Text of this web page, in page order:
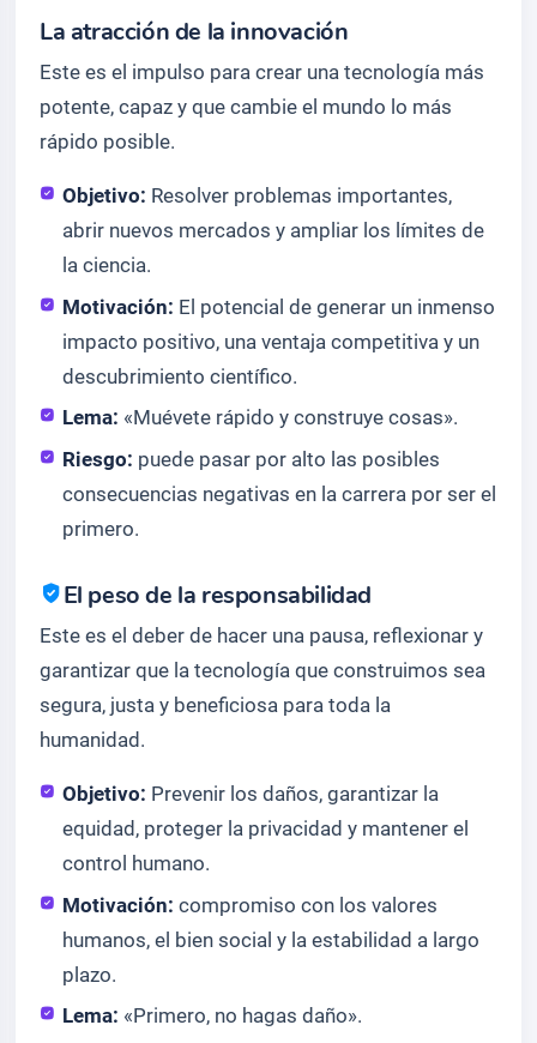
La atracción de la innovación
Este es el impulso para crear una tecnología más
potente, capaz y que cambie el mundo lo más
rápido posible.
Objetivo: Resolver problemas importantes,
abrir nuevos mercados y ampliar los límites de
la ciencia.
Motivación: El potencial de generar un inmenso
impacto positivo, una ventaja competitiva y un
descubrimiento científico.
Lema: «Muévete rápido y construye cosas».
Riesgo: puede pasar por alto las posibles
consecuencias negativas en la carrera por ser el
primero.
El peso de la responsabilidad
Este es el deber de hacer una pausa, reflexionar y
garantizar que la tecnología que construimos sea
segura, justa y beneficiosa para toda la
humanidad.
Objetivo: Prevenir los daños, garantizar la
equidad, proteger la privacidad y mantener el
control humano.
Motivación: compromiso con los valores
humanos, el bien social y la estabilidad a largo
plazo.
Lema: «Primero, no hagas daño».